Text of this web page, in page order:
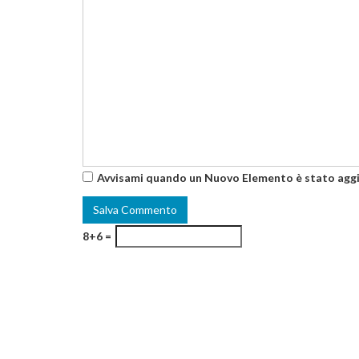
Avvisami quando un Nuovo Elemento è stato
8+6 =